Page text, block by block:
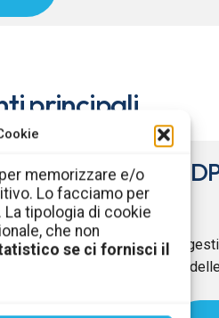
memorizzare e/o
Lo facciamo per
La tipologia di cookie
che non
se ci fornisci il
principali
per aiutare
a ridurre i
Come
l’efficacia